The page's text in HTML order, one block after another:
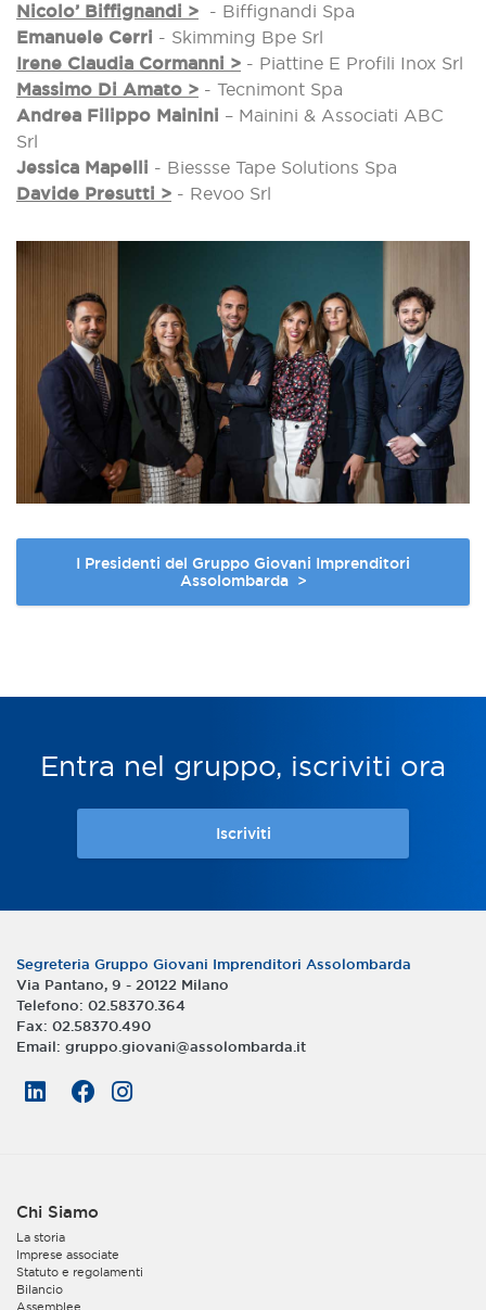
Nicolo’ Biffignandi >
- Biffignandi Spa
Emanuele Cerri - Skimming Bpe Srl
Irene Claudia Cormanni > - Piattine E Profili Inox Srl
Massimo Di Amato > - Tecnimont Spa
Andrea Filippo Mainini – Mainini & Associati ABC
Srl
Jessica Mapelli - Biessse Tape Solutions Spa
Davide Presutti > - Revoo Srl
I Presidenti del Gruppo Giovani Imprenditori
Assolombarda >
Entra nel gruppo, iscriviti ora
Iscriviti
Segreteria Gruppo Giovani Imprenditori Assolombarda
Via Pantano, 9 - 20122 Milano
Telefono: 02.58370.364
Fax: 02.58370.490
Email: gruppo.giovani@assolombarda.it
Chi Siamo
La storia
Imprese associate
Statuto e regolamenti
Bilancio
Assemblee